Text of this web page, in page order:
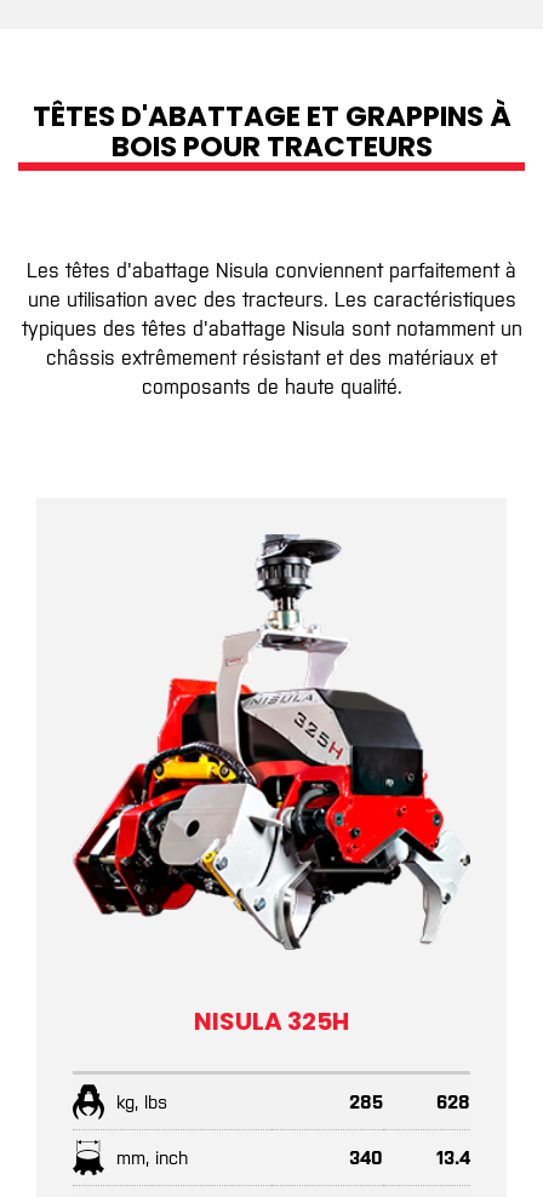
TÊTES D'ABATTAGE ET GRAPPINS À
BOIS POUR TRACTEURS
Les têtes d'abattage Nisula conviennent parfaitement à
une utilisation avec des tracteurs. Les caractéristiques
typiques des têtes d'abattage Nisula sont notamment un
châssis extrêmement résistant et des matériaux et
composants de haute qualité.
NISULA 325H
kg, lbs 285 628
mm, inch 340 13.4